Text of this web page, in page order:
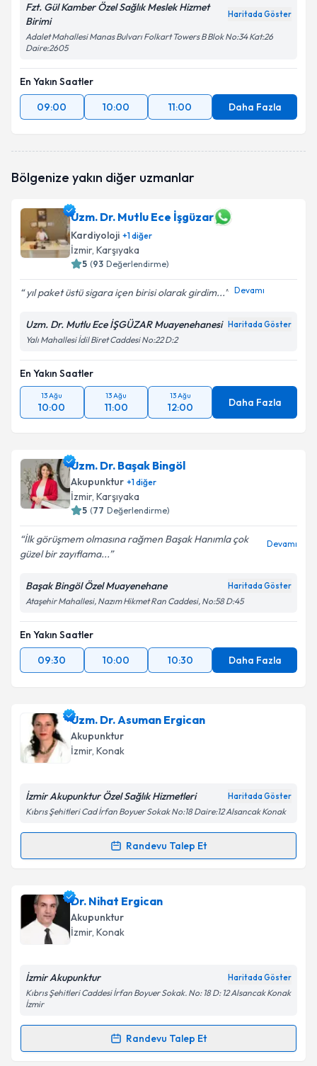
Fzt. Gül Kamber Özel Sağlık Meslek Hizmet
Birimi
Haritada Göster
Adalet Mahallesi Manas Bulvarı Folkart Towers B Blok No:34 Kat:26
Daire:2605
En Yakın Saatler
09:00
10:00 11:00 Daha Fazla
Bölgenize yakın diğer uzmanlar
Uzm. Dr. Mutlu Ece İşgüzar
Kardiyoloji +1diğer
İzmir, Karşıyaka
5 (93 Değerlendirme)
yıl paket üstü sigara içen birisi olarak girdim... Devamı
Uzm. Dr. Mutlu Ece İŞGÜZAR Muayenehanesi Haritada Göster
Yalı Mahallesi İdil Biret Caddesi No:22 D:2
En Yakın Saatler
13 Ağu
10:00
13 Ağu
11:00
13 Ağu
12:00 Daha Fazla
Uzm. Dr. Başak Bingöl
Akupunktur +1diğer
İzmir, Karşıyaka
5 (77 Değerlendirme)
İlk görüşmem olmasına rağmen Başak Hanımla çok
güzel bir zayıflama...
Devamı
Başak Bingöl Özel Muayenehane Haritada Göster
Ataşehir Mahallesi, Nazım Hikmet Ran Caddesi, No:58 D:45
En Yakın Saatler
09:30
10:00 10:30 Daha Fazla
Uzm. Dr. Asuman Ergican
Akupunktur
İzmir, Konak
İzmir Akupunktur Özel Sağlık Hizmetleri Haritada Göster
Kıbrıs Şehitleri Cad İrfan Boyuer Sokak No:18 Daire:12 Alsancak Konak
Randevu Talep Et
Randevu Takvimi Talebi
Uzm. Dr. Asuman Ergican
oluşturun. Size bu uzmandan randevu almanız için bir
takvim hazırlandığında e-posta ile bilgilendireceğiz.
Kişisel verilerimin işlenmesine ilişkinAydınlatma
'ni okudum ve kişisel verilerimin belirtilen
kapsamda işlenmesini kabul ediyorum.
Dr. Nihat Ergican
Akupunktur
İzmir, Konak
İzmir Akupunktur Haritada Göster
Kıbrıs Şehitleri Caddesi İrfan Boyuer Sokak. No: 18 D: 12 Alsancak Konak
İzmir
Randevu Talep Et
Randevu Takvimi Talebi